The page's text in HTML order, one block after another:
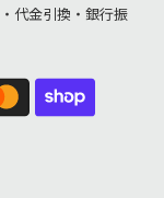
・代金引換・銀行振